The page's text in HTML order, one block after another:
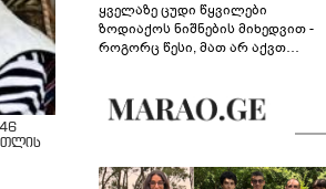
ყველაზე ცუდი წყვილები
ზოდიაქოს ნიშნების მიხედვით -
როგორც წესი, მათ არ აქვთ